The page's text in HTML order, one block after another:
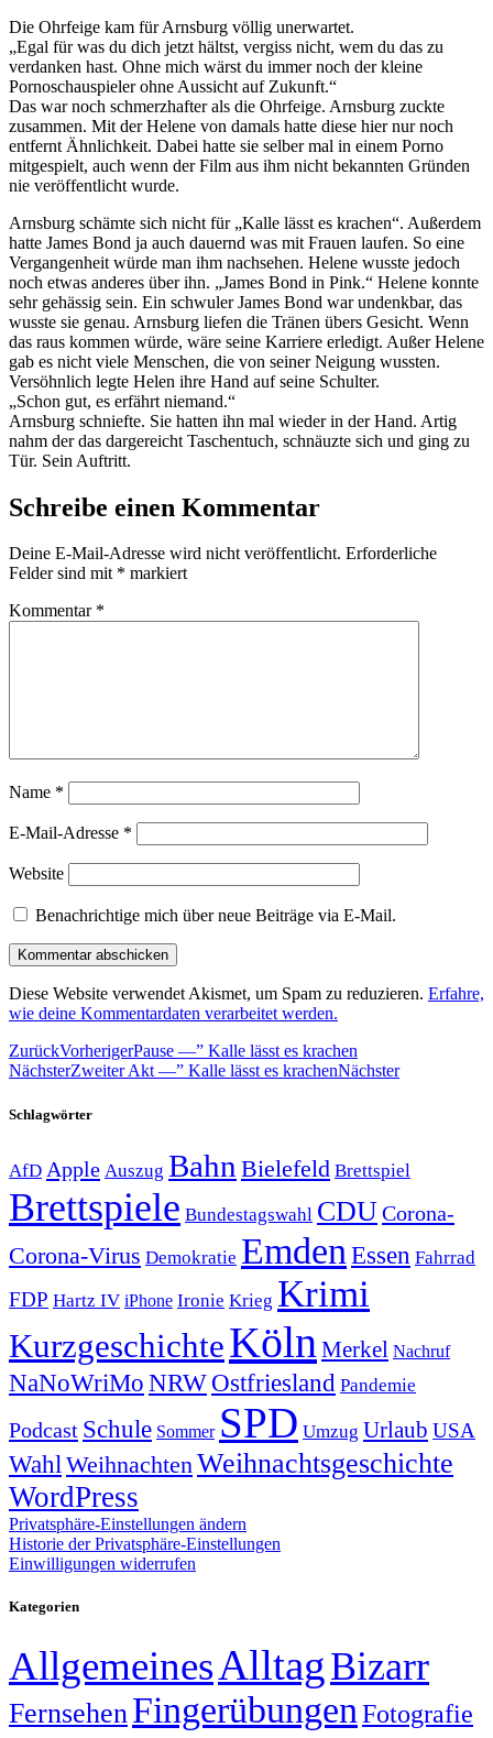
Die Ohrfeige kam für Arnsburg völlig unerwartet.
„Egal für was du dich jetzt hältst, vergiss nicht, wem du das zu
verdanken hast. Ohne mich wärst du immer noch der kleine
Pornoschauspieler ohne Aussicht auf Zukunft.“
Das war noch schmerzhafter als die Ohrfeige. Arnsburg zuckte
zusammen. Mit der Helene von damals hatte diese hier nur noch
entfernt Ähnlichkeit. Dabei hatte sie selber mal in einem Porno
mitgespielt, auch wenn der Film aus ihm nicht bekannten Gründen
nie veröffentlicht wurde.
Arnsburg schämte sich nicht für „Kalle lässt es krachen“. Außerdem
hatte James Bond ja auch dauernd was mit Frauen laufen. So eine
Vergangenheit würde man ihm nachsehen. Helene wusste jedoch
noch etwas anderes über ihn. „James Bond in Pink.“ Helene konnte
sehr gehässig sein. Ein schwuler James Bond war undenkbar, das
wusste sie genau. Arnsburg liefen die Tränen übers Gesicht. Wenn
das raus kommen würde, wäre seine Karriere erledigt. Außer Helene
gab es nicht viele Menschen, die von seiner Neigung wussten.
Versöhnlich legte Helen ihre Hand auf seine Schulter.
„Schon gut, es erfährt niemand.“
Arnsburg schniefte. Sie hatten ihn mal wieder in der Hand. Artig
nahm der das dargereicht Taschentuch, schnäuzte sich und ging zu
Tür. Sein Auftritt.
Schreibe einen Kommentar
Deine E-Mail-Adresse wird nicht veröffentlicht. Erforderliche
Felder sind mit * markiert
Kommentar *
Name *
E-Mail-Adresse *
Website
Benachrichtige mich über neue Beiträge via E-Mail.
Diese Website verwendet Akismet, um Spam zu reduzieren. Erfahre,
wie deine Kommentardaten verarbeitet werden.
ZurückVorherigerPause —” Kalle lässt es krachen
NächsterZweiter Akt —” Kalle lässt es krachenNächster
Schlagwörter
AfD Apple Auszug Bahn Bielefeld Brettspiel
Brettspiele Bundestagswahl CDUCorona-
Corona-Virus Demokratie Emden Essen Fahrrad
FDP Hartz IV iPhone Ironie Krieg Krimi
KurzgeschichteKöln Merkel Nachruf
NaNoWriMo NRWOstfriesland Pandemie
Podcast Schule Sommer SPD Umzug Urlaub USA
Wahl Weihnachten Weihnachtsgeschichte
WordPress
Privatsphäre-Einstellungen ändern
Historie der Privatsphäre-Einstellungen
Einwilligungen widerrufen
Kategorien
AllgemeinesAlltagBizarr
FernsehenFingerübungen Fotografie